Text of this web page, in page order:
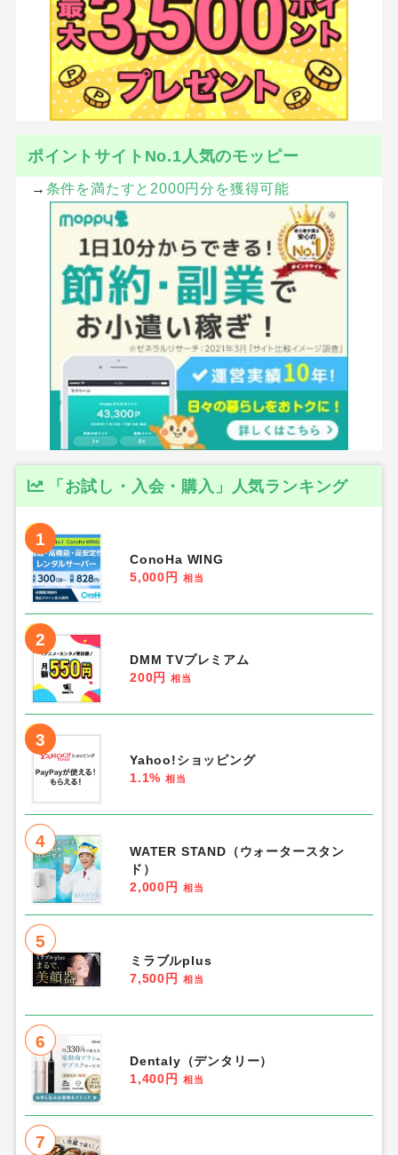
ポイントサイトNo.1人気のモッピー
→ 条件を満たすと2000円分を獲得可能
「お試し・入会・購入」人気ランキング
1
ConoHa WING
5,000円
相当
2
DMM TVプレミアム
200円
相当
3
Yahoo!ショッピング
1.1% 相当
4
WATER STAND（ウォータースタン
ド）
2,000円
相当
5
ミラブルplus
7,500円
相当
6
Dentaly（デンタリー）
1,400円
相当
7